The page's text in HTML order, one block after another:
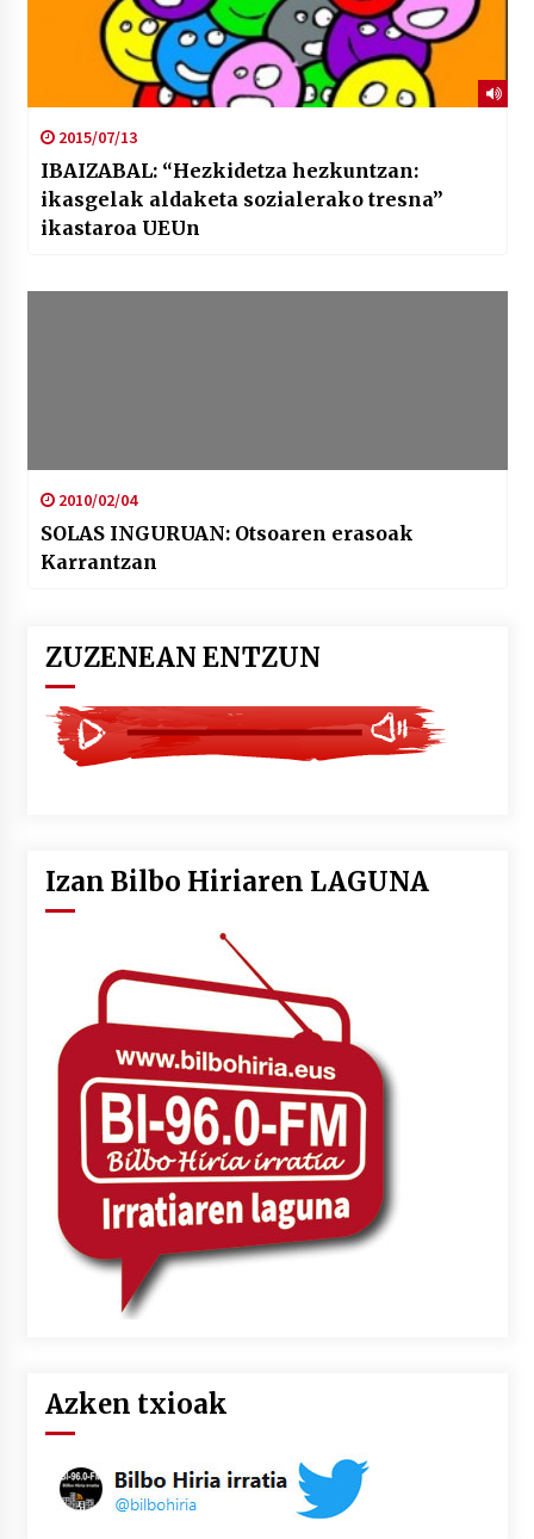
2015/07/13
IBAIZABAL: “Hezkidetza hezkuntzan:
ikasgelak aldaketa sozialerako tresna”
ikastaroa UEUn
2010/02/04
SOLAS INGURUAN: Otsoaren erasoak
Karrantzan
ZUZENEAN ENTZUN
Izan Bilbo Hiriaren LAGUNA
Azken txioak